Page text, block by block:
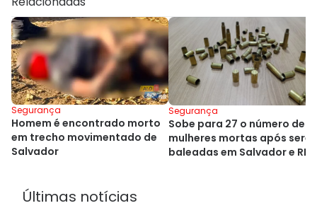
Segurança
Homem é encontrado morto
em trecho movimentado de
Salvador
Segurança
Sobe para 27 o número de
mulheres mortas após
baleadas em Salvador e
Últimas notícias